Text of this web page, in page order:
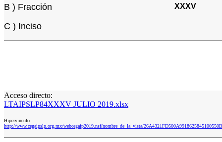
B ) Fracción XXXV
C ) Inciso
Acceso directo:
LTAIPSLP84XXXV JULIO 2019.xlsx
Hipervinculo
http://www.cegaipslp.org.mx/webcegaip2019.nsf/nombre_de_la_vista/